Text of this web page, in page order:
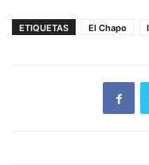
ETIQUETAS El Chapo